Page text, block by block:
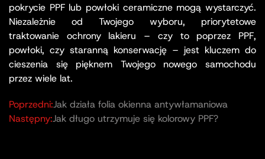
pokrycie PPF lub powłoki ceramiczne mogą wystarczyć.
Niezależnie od Twojego wyboru, priorytetowe
traktowanie ochrony lakieru – czy to poprzez PPF,
powłoki, czy staranną konserwację – jest kluczem do
cieszenia się pięknem Twojego nowego samochodu
przez wiele lat.
Poprzedni:Jak działa folia okienna antywłamaniowa
Następny:Jak długo utrzymuje się kolorowy PPF?